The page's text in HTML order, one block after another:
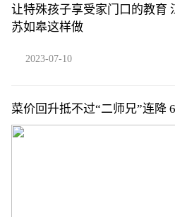
让特殊孩子享受家门口的教育
苏如皋这样做
2023-07-10
菜价回升抵不过“二师兄”连降